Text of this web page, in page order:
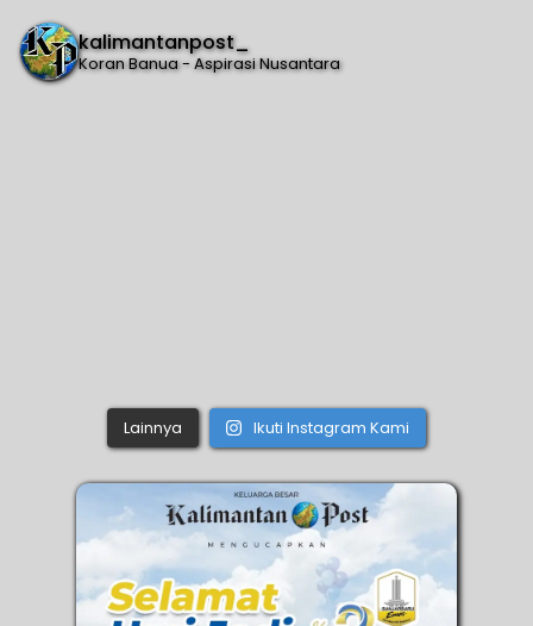
kalimantanpost_
Koran Banua - Aspirasi Nusantara
Lainnya Ikuti Instagram Kami